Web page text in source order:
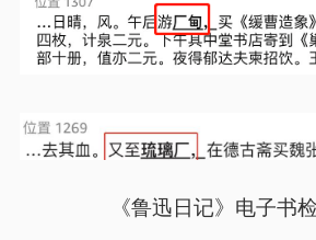
《鲁迅日记》电子书